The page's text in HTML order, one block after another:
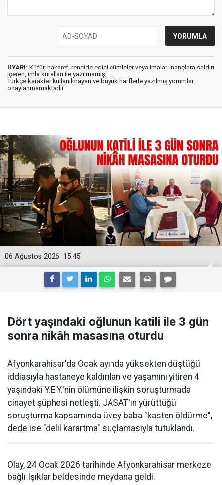
UYARI: Küfür, hakaret, rencide edici cümleler veya imalar, inançlara saldırı
içeren, imla kuralları ile yazılmamış,
Türkçe karakter kullanılmayan ve büyük harflerle yazılmış yorumlar
onaylanmamaktadır.
15:45
06 Ağustos 2026
Dört yaşındaki oğlunun katili ile 3 gün
sonra nikâh masasına oturdu
Afyonkarahisar'da Ocak ayında yüksekten düştüğü
iddiasıyla hastaneye kaldırılan ve yaşamını yitiren 4
yaşındaki Y.E.Y.'nin ölümüne ilişkin soruşturmada
cinayet şüphesi netleşti. JASAT'ın yürüttüğü
soruşturma kapsamında üvey baba "kasten öldürme",
dede ise "delil karartma" suçlamasıyla tutuklandı.
Olay, 24 Ocak 2026 tarihinde Afyonkarahisar merkeze
bağlı Işıklar beldesinde meydana geldi.